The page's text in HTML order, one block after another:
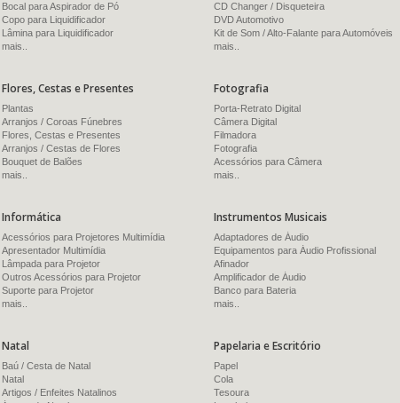
Bocal para Aspirador de Pó
Copo para Liquidificador
Lâmina para Liquidificador
mais..
CD Changer / Disqueteira
DVD Automotivo
Kit de Som / Alto-Falante para Automóveis
mais..
Flores, Cestas e Presentes
Plantas
Arranjos / Coroas Fúnebres
Flores, Cestas e Presentes
Arranjos / Cestas de Flores
Bouquet de Balões
mais..
Fotografia
Porta-Retrato Digital
Câmera Digital
Filmadora
Fotografia
Acessórios para Câmera
mais..
Informática
Acessórios para Projetores Multimídia
Apresentador Multimídia
Lâmpada para Projetor
Outros Acessórios para Projetor
Suporte para Projetor
mais..
Instrumentos Musicais
Adaptadores de Áudio
Equipamentos para Áudio Profissional
Afinador
Amplificador de Áudio
Banco para Bateria
mais..
Natal
Baú / Cesta de Natal
Natal
Artigos / Enfeites Natalinos
Papelaria e Escritório
Papel
Cola
Tesoura